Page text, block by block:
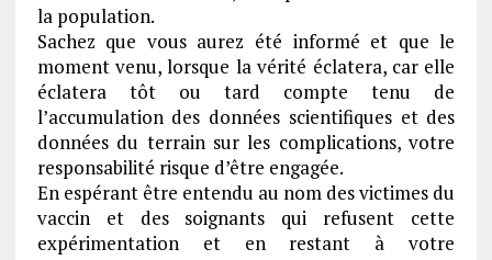
la population.
Sachez que vous aurez été informé et que le
moment venu, lorsque la vérité éclatera, car elle
éclatera tôt ou tard compte tenu de
l’accumulation des données scientifiques et des
données du terrain sur les complications, votre
responsabilité risque d’être engagée.
En espérant être entendu au nom des victimes du
vaccin et des soignants qui refusent cette
expérimentation et en restant à votre